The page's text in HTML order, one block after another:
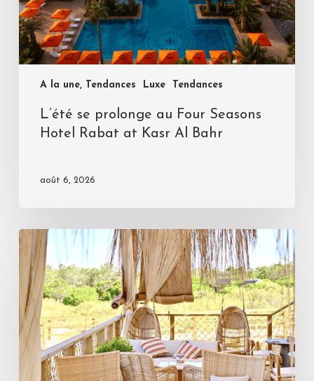
A la une, Tendances Luxe Tendances
L’été se prolonge au Four Seasons
Hotel Rabat at Kasr Al Bahr
août 6, 2026